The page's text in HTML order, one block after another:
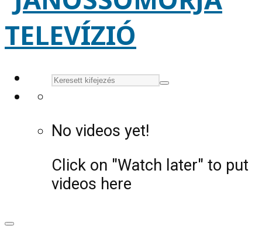
No videos yet!
Click on "Watch later" to put
videos here